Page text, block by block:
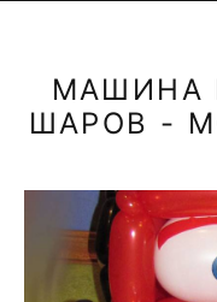
МАШИНА
ШАРОВ -